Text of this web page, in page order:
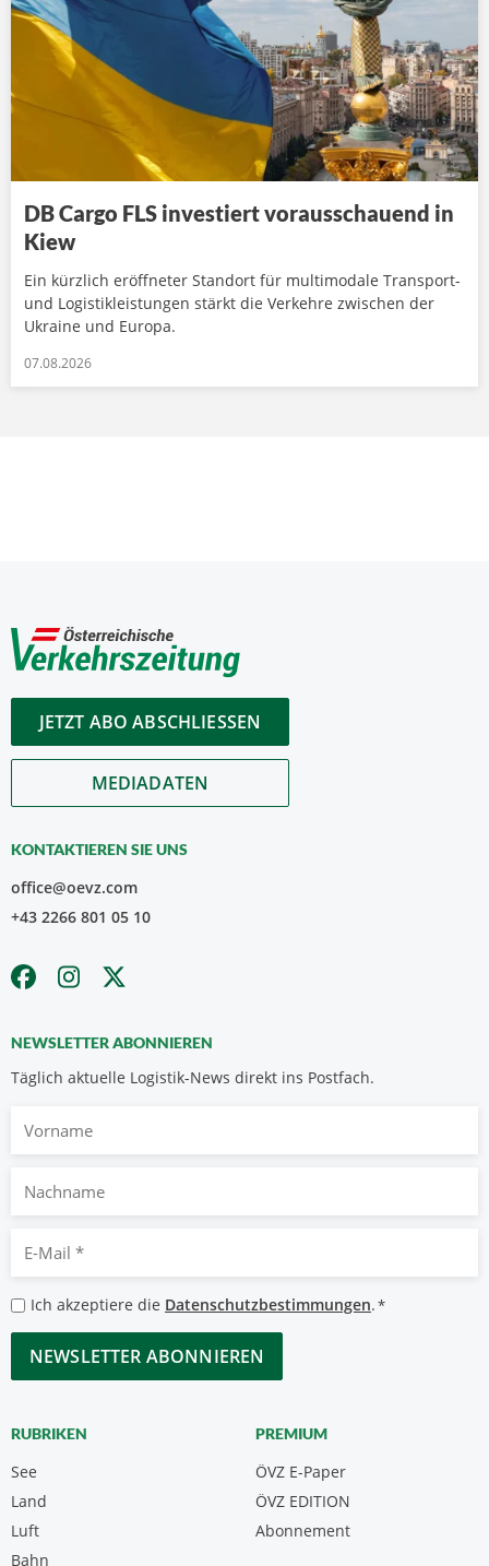
DB Cargo FLS investiert vorausschauend in
Kiew
Ein kürzlich eröffneter Standort für multimodale Transport-
und Logistikleistungen stärkt die Verkehre zwischen der
Ukraine und Europa.
07.08.2026
JETZT ABO ABSCHLIESSEN
MEDIADATEN
KONTAKTIEREN SIE UNS
office@oevz.com
+43 2266 801 05 10
NEWSLETTER ABONNIEREN
Täglich aktuelle Logistik-News direkt ins Postfach.
Nachname
Mail
*
Datenschutzbestimmungen
*
Ich akzeptiere die Datenschutzbestimmungen.*
CAPTCHA
RUBRIKEN
See
Land
Luft
Bahn
PREMIUM
ÖVZ E-Paper
Abonnement
ÖVZ EDITION